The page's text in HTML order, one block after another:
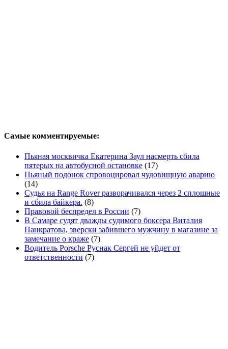
Самые комментируемые:
Пьяная москвичка Екатерина Заул насмерть сбила
пятерых на автобусной остановке (17)
Пьяный подонок спровоцировал чудовищную аварию
(14)
Судья на Range Rover разворачивался через 2 сплошные
и сбила байкера. (8)
Правовой беспредел в России (7)
В Самаре судят дважды судимого боксера Виталия
Панкратова, зверски забившего мужчину в магазине за
замечание о краже (7)
Водитель Porsche Руснак Сергей не уйдет от
ответственности (7)